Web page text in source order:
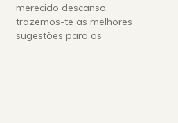
merecido descanso,
trazemos-te as melhores
sugestões para as